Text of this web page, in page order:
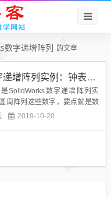
数字递增阵列 的文章
SolidWorks数字递增阵列实例：钟表盘的建模，表盘数字阵列才是这一题的关键
SolidWorks数字递增阵列实
周阵列这些数字，要点就是数
然后就是每个数字都要保持水
2019-10-20